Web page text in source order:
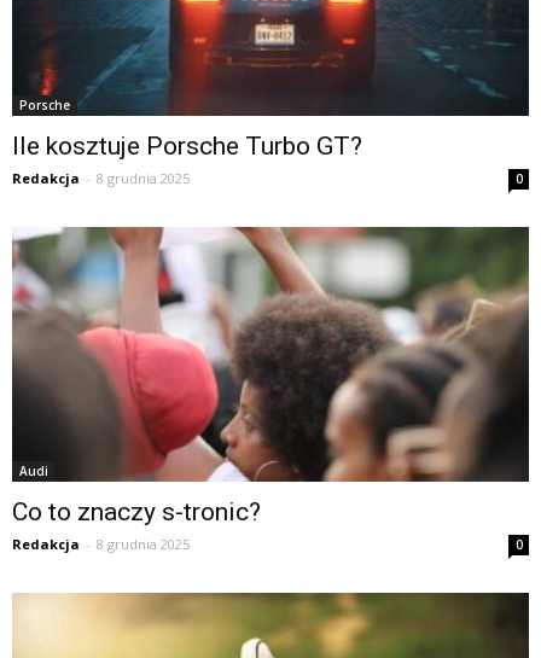
Porsche
Ile kosztuje Porsche Turbo GT?
Redakcja - 8 grudnia 2025 0
Audi
Co to znaczy s-tronic?
Redakcja - 8 grudnia 2025 0